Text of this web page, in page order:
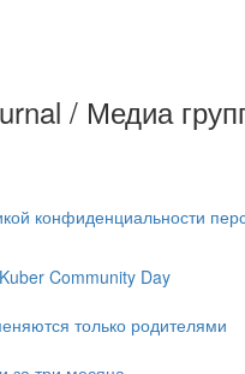
/ Медиа
конфиденциальности
Community Day
только родителями